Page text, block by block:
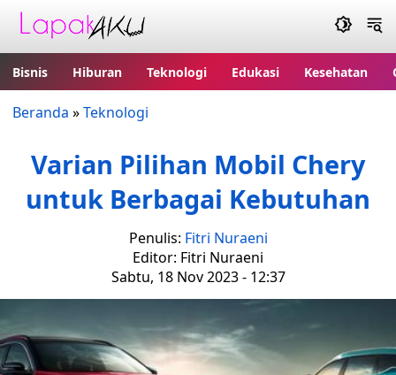
Bisnis Hiburan Teknologi Edukasi Kesehatan
Beranda »Teknologi
Varian Pilihan Mobil Chery
untuk Berbagai Kebutuhan
Penulis: Fitri Nuraeni
Editor: Fitri Nuraeni
Sabtu, 18 Nov 2023 - 12:37